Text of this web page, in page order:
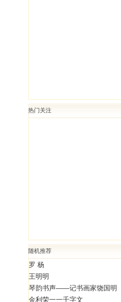
热门关注
随机推荐
罗 杨
王明明
琴韵书声——记书画家饶国明
金利荣一一千字文